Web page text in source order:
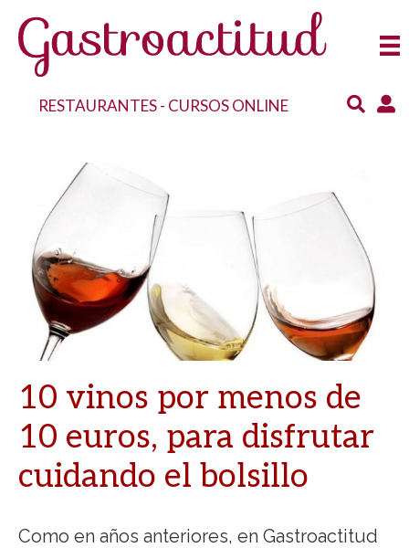
RESTAURANTES- CURSOS ONLINE
10 vinos por menos de
10 euros, para disfrutar
cuidando el bolsillo
Como en años anteriores, en Gastroactitud